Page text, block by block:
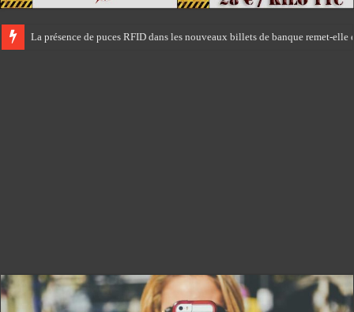
La présence de puces RFID dans les nouveaux billets de banque remet-